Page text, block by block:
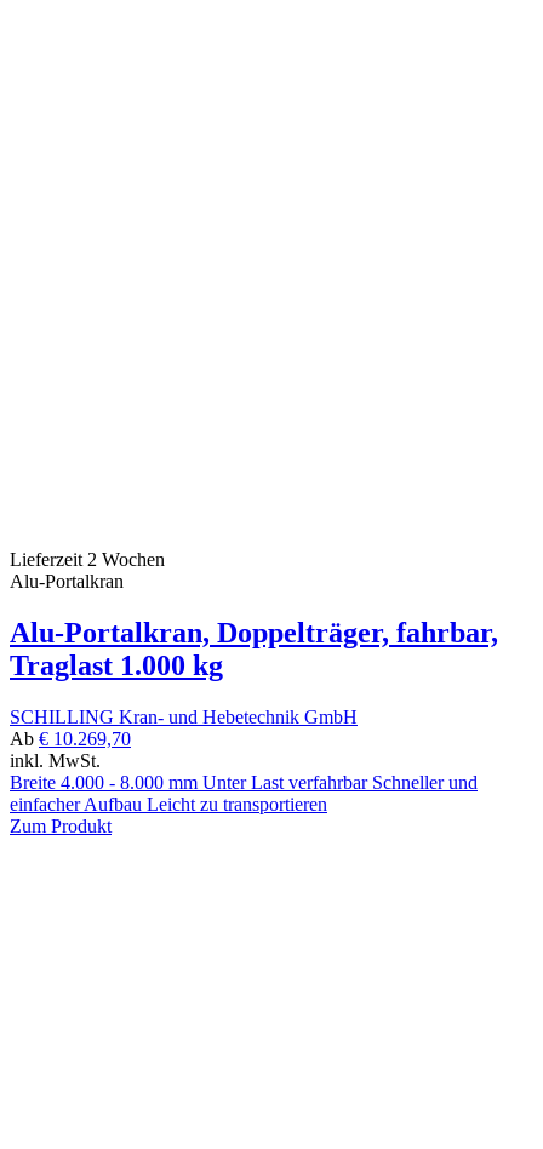
Lieferzeit 2 Wochen
Alu-Portalkran
Alu-Portalkran, Doppelträger, fahrbar,
Traglast 1.000 kg
SCHILLING Kran- und Hebetechnik GmbH
Ab € 10.269,70
inkl. MwSt.
Breite 4.000 - 8.000 mm Unter Last verfahrbar Schneller und
einfacher Aufbau Leicht zu transportieren
Zum Produkt